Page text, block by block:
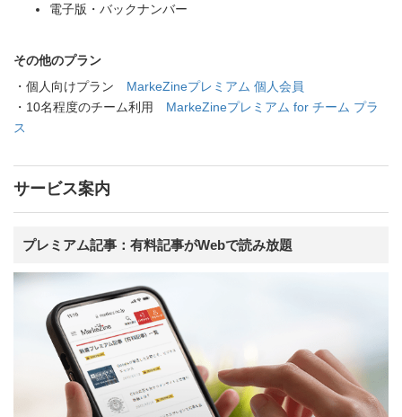
電子版・バックナンバー
その他のプラン
・個人向けプラン MarkeZineプレミアム 個人会員
・10名程度のチーム利用 MarkeZineプレミアム for チーム プラ
ス
サービス案内
プレミアム記事：有料記事がWebで読み放題